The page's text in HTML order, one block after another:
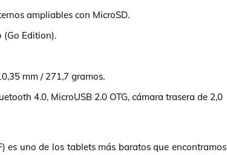
ampliables con MicroSD.
(Go Edition).
mm / 271,7 gramos.
4.0, MicroUSB 2.0 OTG, cámara trasera de 2,0
es uno de los tablets más baratos que encontramos